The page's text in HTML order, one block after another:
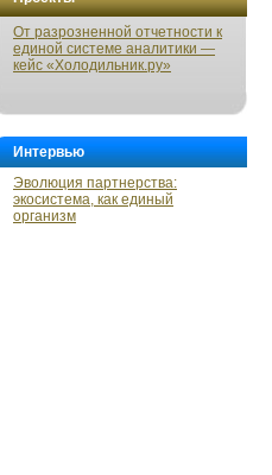
От разрозненной отчетности к
единой системе аналитики —
кейс «Холодильник.ру»
Интервью
Эволюция партнерства:
экосистема, как единый
организм